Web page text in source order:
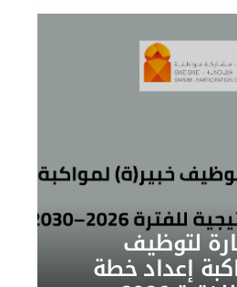
لتوظيف
إعداد خطة